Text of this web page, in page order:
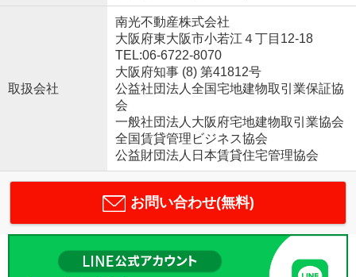
取扱会社
南光不動産株式会社
大阪府東大阪市小若江４丁目12-18
TEL:06-6722-8070
大阪府知事 (8) 第41812号
公益社団法人全国宅地建物取引業保証協
会
一般社団法人大阪府宅地建物取引業協会
全国賃貸管理ビジネス協会
公益財団法人日本賃貸住宅管理協会
お問い合わせ(無料)